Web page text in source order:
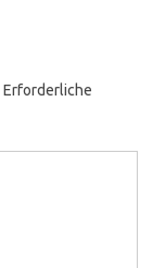
Erforderliche